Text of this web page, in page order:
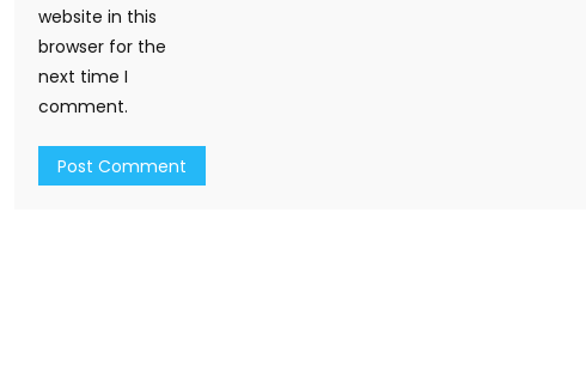
website in this
browser for the
next time I
comment.